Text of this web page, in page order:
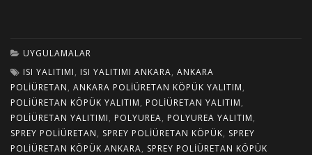
UYGULAMALAR
ISI YALITIMI, ISI YALITIMI ANKARA, ANKARA
POLIÜRETAN, ANKARA POLIÜRETAN KÖPÜK YALITIM,
POLIÜRETAN KÖPÜK YALITIM, POLIÜRETAN YALITIM,
POLIÜRETAN YALITIMI, POLYUREA, POLYUREA YALITIM,
SPREY POLIÜRETAN, SPREY POLIÜRETAN KÖPÜK, SPREY
POLIÜRETAN KÖPÜK ANKARA, SPREY POLIÜRETAN KÖPÜK